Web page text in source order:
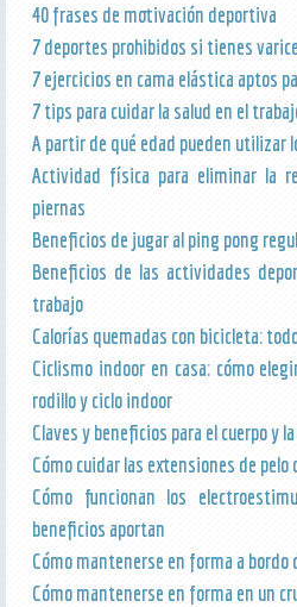
40 frases de motivación deportiva
7 deportes prohibidos si tienes
7 ejercicios en cama elástica aptos
7 tips para cuidar la salud en el
A partir de qué edad pueden utilizar
Actividad física para eliminar la
piernas
Beneficios de jugar al ping pong
Beneficios de las actividades
trabajo
Calorías quemadas con bicicleta:
Ciclismo indoor en casa: cómo
rodillo y ciclo indoor
Claves y beneficios para el cuerpo y
Cómo cuidar las extensiones de pelo
Cómo funcionan los
beneficios aportan
Cómo mantenerse en forma a bordo
Cómo mantenerse en forma en un